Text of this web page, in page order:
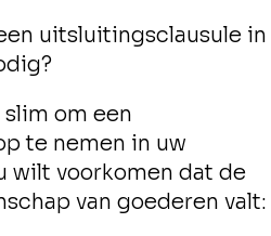
uitsluitingsclausule in
om een
te nemen in uw
wilt voorkomen dat de
van goederen valt: